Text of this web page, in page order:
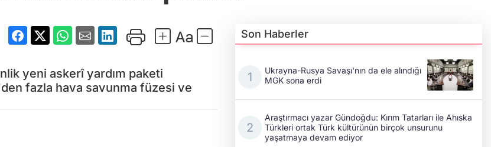
yeni askerî yardım paketi
fazla hava savunma füzesi ve
Son Haberler
Ukrayna-Rusya Savaşı'nın da ele alındığı
MGK sona erdi
Araştırmacı yazar Gündoğdu: Kırım Tatarları ile Ahıska
Türkleri ortak Türk kültürünün birçok unsurunu
yaşatmaya devam ediyor